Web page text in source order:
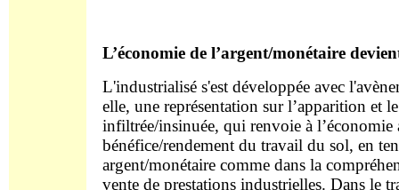
L’économie de l’argent/monétaire
L'industrialisé s'est développée avec
elle, une représentation sur l’apparition et
infiltrée/insinuée, qui renvoie à
bénéfice/rendement du travail du sol, en
argent/monétaire comme dans la
vente de prestations industrielles. Dans le